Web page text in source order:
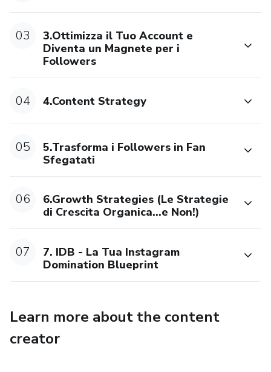
03
3.Ottimizza il Tuo Account e
Diventa un Magnete per i
Followers
04 4.Content Strategy
05
5.Trasforma i Followers in Fan
Sfegatati
06
6.Growth Strategies (Le Strategie
di Crescita Organica...e Non!)
07
7. IDB - La Tua Instagram
Domination Blueprint
Learn more about the content
creator